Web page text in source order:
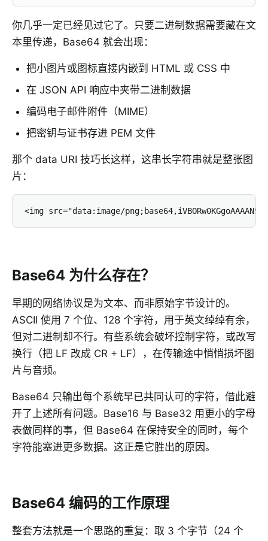
你几乎一定已经见过它了。只要二进制数据需要藏在文
本里传递，Base64 就会出现：
把小图片或图标直接内嵌到 HTML 或 CSS 中
在 JSON API 响应中夹带二进制数据
编码电子邮件附件（MIME）
把密钥与证书存进 PEM 文件
那个 data URI 技巧长这样，这串长字符串就是整张图
片：
<img src="data:image/
Base64 为什么存在？
早期的网络协议是为文本、而非原始字节设计的。
ASCII 使用 7 个位、128 个字符，用于英文绰绰有余，
但对二进制却不行。有些系统会破坏控制字符，或改写
换行（把 LF 改成 CR + LF），在传输途中悄悄损坏图
片与音频。
Base64 只输出每个系统早已共同认可的字符，借此避
开了上述所有问题。Base16 与 Base32 用更小的字母
表做同样的事，但 Base64 在保持安全的同时，每个
字符能塞进更多数据。这正是它胜出的原因。
Base64 编码的工作原理
整套方法就是一个思路的重复：取 3 个字节（24 个